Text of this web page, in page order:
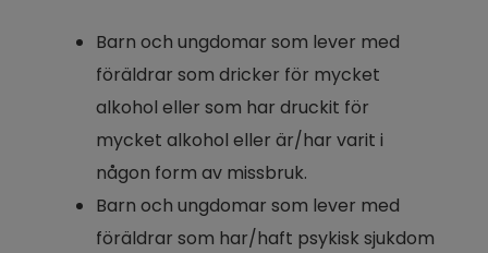
Barn och ungdomar som lever med
föräldrar som dricker för mycket
alkohol eller som har druckit för
mycket alkohol eller är/har varit i
någon form av missbruk.
Barn och ungdomar som lever med
föräldrar som har/haft psykisk sjukdom